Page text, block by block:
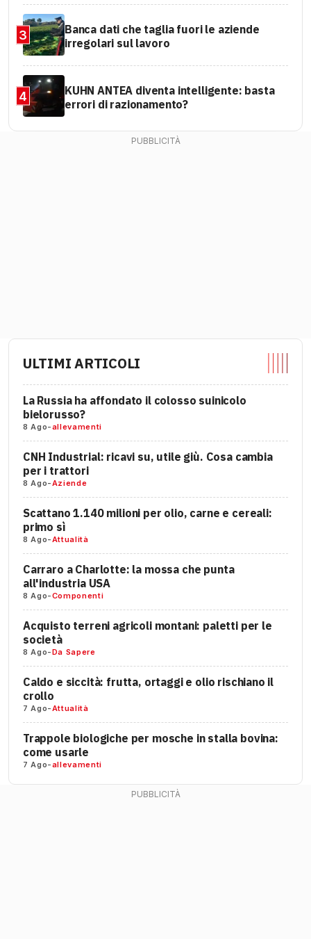
3
Banca dati che taglia fuori le aziende
irregolari sul lavoro
4
KUHN ANTEA diventa intelligente: basta
errori di razionamento?
ULTIMI ARTICOLI
La Russia ha affondato il colosso suinicolo
bielorusso?
8 Ago-allevamenti
CNH Industrial: ricavi su, utile giù. Cosa cambia
per i trattori
8 Ago-Aziende
Scattano 1.140 milioni per olio, carne e cereali:
primo sì
8 Ago-Attualità
Carraro a Charlotte: la mossa che punta
all'industria USA
8 Ago-Componenti
Acquisto terreni agricoli montani: paletti per le
società
8 Ago-Da Sapere
Caldo e siccità: frutta, ortaggi e olio rischiano il
crollo
7 Ago-Attualità
Trappole biologiche per mosche in stalla bovina:
come usarle
7 Ago-allevamenti